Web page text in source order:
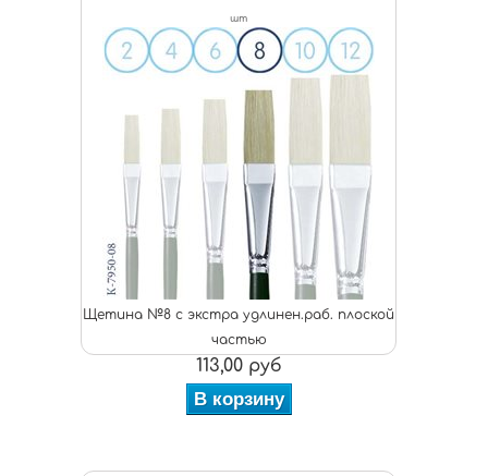
шт
Щетина №8 с экстра удлинен.раб. плоской
частью
113,00 руб
В корзину